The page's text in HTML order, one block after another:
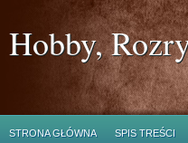
Hobby,
STRONA GŁÓWNA SPIS TREŚCI